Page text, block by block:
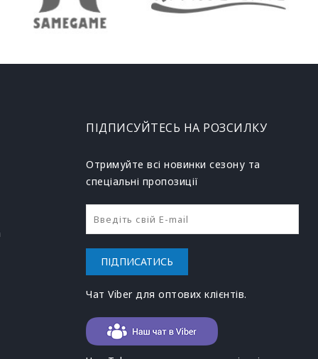
ПІДПИСУЙТЕСЬ НА РОЗСИЛКУ
Отримуйте всі новинки сезону та
спеціальні пропозиції
ПІДПИСАТИСЬ
Чат Viber для оптових клієнтів.